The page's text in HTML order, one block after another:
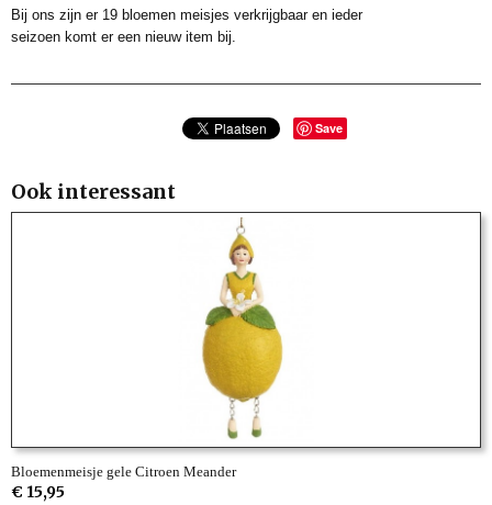
Bij ons zijn er 19 bloemen meisjes verkrijgbaar en ieder
seizoen komt er een nieuw item bij.
Save
Ook interessant
Bloemenmeisje gele Citroen Meander
€ 15,95